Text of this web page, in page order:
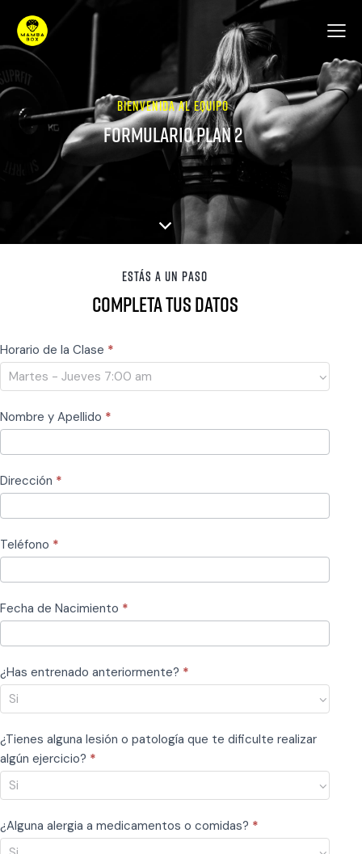
BIENVENIDA AL EQUIPO
Formulario plan 2
ESTÁS A UN PASO
Completa tus datos
Formulario
Plan
2
Horario de la Clase *
Nombre y Apellido *
Dirección *
Teléfono *
Fecha de Nacimiento *
¿Has entrenado anteriormente? *
¿Tienes alguna lesión o patología que te dificulte realizar
algún ejercicio? *
¿Alguna alergia a medicamentos o comidas? *